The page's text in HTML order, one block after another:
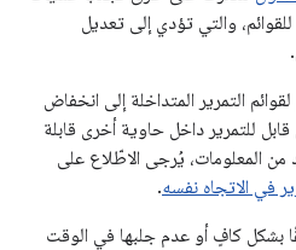
والتي تؤدي إلى تعديل
التمرير المتداخلة إلى انخفاض
للتمرير داخل حاوية أخرى قابلة
المعلومات، يُرجى الاطّلاع على
في الاتجاه نفسه.
بشكل كافٍ أو عدم جلبها في الوقت